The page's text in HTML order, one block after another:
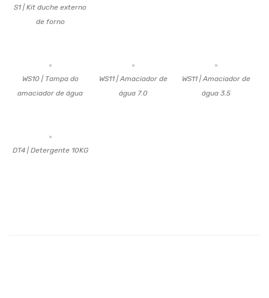
S1 | Kit duche externo
de forno
WS10 | Tampa do
amaciador de água
WS11 | Amaciador de
água 7.0
WS11 | Amaciador de
água 3.5
DT4 | Detergente 10KG